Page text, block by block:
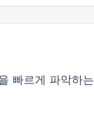
빠르게 파악하는